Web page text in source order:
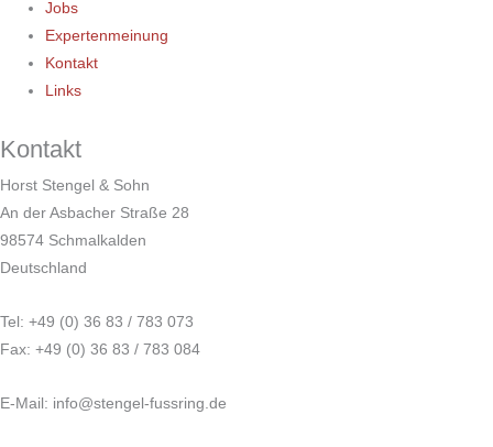
Jobs
Expertenmeinung
Kontakt
Links
Kontakt
Horst Stengel & Sohn
An der Asbacher Straße 28
98574 Schmalkalden
Deutschland
Tel: +49 (0) 36 83 / 783 073
Fax: +49 (0) 36 83 / 783 084
E-Mail: info@stengel-fussring.de